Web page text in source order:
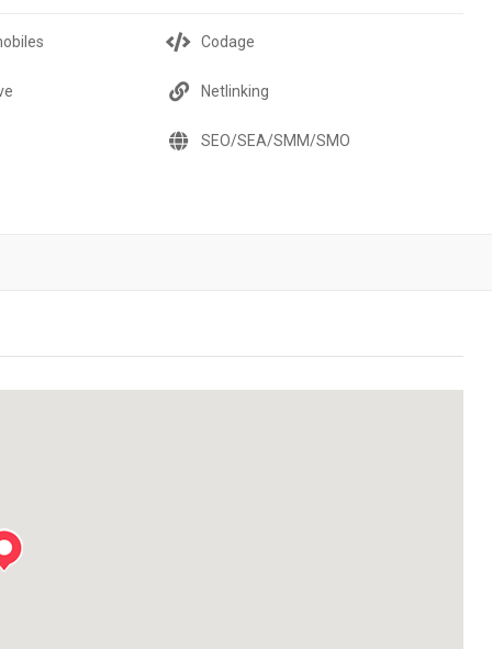
Codage
Netlinking
SEO/SEA/SMM/SMO